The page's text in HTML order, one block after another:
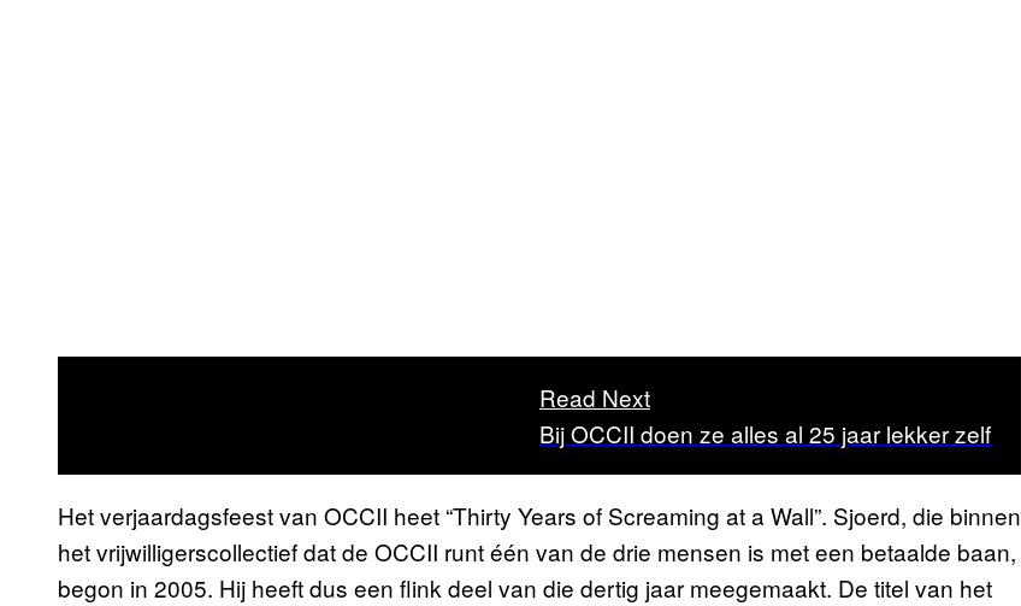
Read Next
Bij OCCII doen ze alles al 25 jaar lekker zelf
Het verjaardagsfeest van OCCII heet “Thirty Years of Screaming at a Wall”. Sjoerd, die binnen
het vrijwilligerscollectief dat de OCCII runt één van de drie mensen is met een betaalde baan,
begon in 2005. Hij heeft dus een flink deel van die dertig jaar meegemaakt. De titel van het